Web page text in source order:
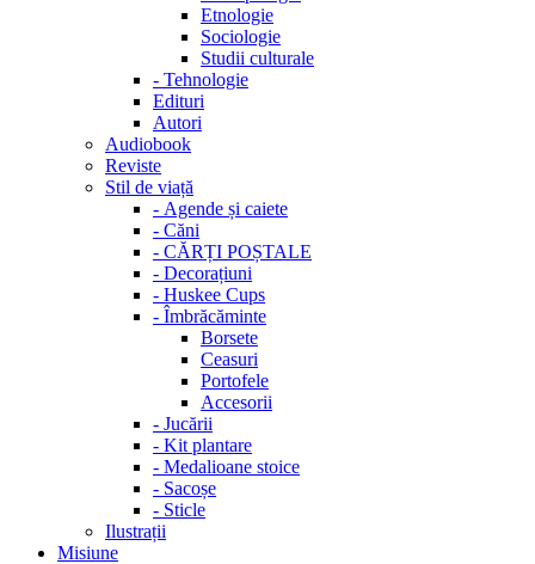
Etnologie
Sociologie
Studii culturale
- Tehnologie
Edituri
Autori
Audiobook
Reviste
Stil de viață
- Agende și caiete
- Căni
- CĂRȚI POȘTALE
- Decorațiuni
- Huskee Cups
- Îmbrăcăminte
Borsete
Ceasuri
Portofele
Accesorii
- Jucării
- Kit plantare
- Medalioane stoice
- Sacoșe
- Sticle
Ilustrații
Misiune